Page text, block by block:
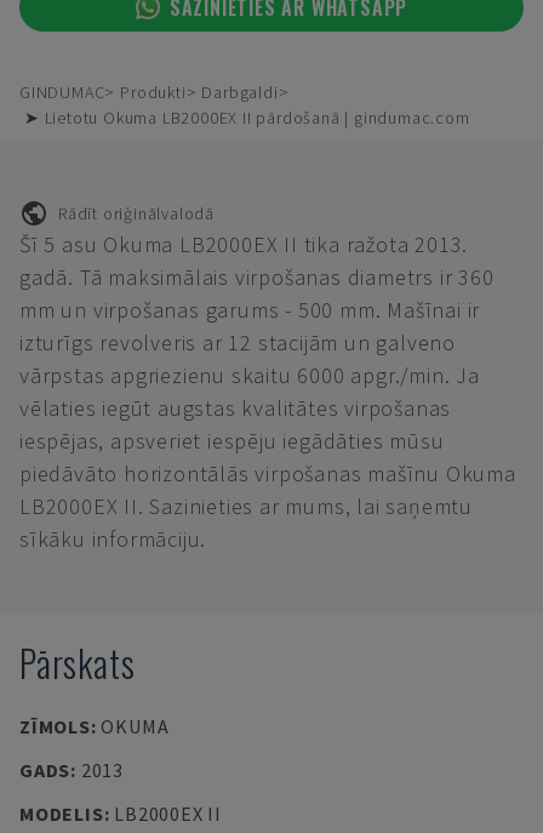
SAZINIETIES AR WHATSAPP
GINDUMAC Produkti
Darbgaldi
➤ Lietotu Okuma LB2000EX II pārdošanā | gindumac.com
Rādīt oriģinālvalodā
Šī 5 asu Okuma LB2000EX II tika ražota 2013.
gadā. Tā maksimālais virpošanas diametrs ir 360
mm un virpošanas garums - 500 mm. Mašīnai ir
izturīgs revolveris ar 12 stacijām un galveno
vārpstas apgriezienu skaitu 6000 apgr./min. Ja
vēlaties iegūt augstas kvalitātes virpošanas
iespējas, apsveriet iespēju iegādāties mūsu
piedāvāto horizontālās virpošanas mašīnu Okuma
LB2000EX II. Sazinieties ar mums, lai saņemtu
sīkāku informāciju.
Pārskats
ZĪMOLS: OKUMA
GADS: 2013
MODELIS: LB2000EX II